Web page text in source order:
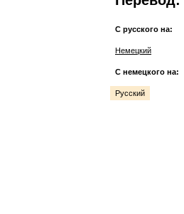
С русского на:
Немецкий
С немецкого на:
Русский